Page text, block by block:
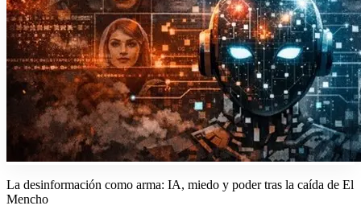
La desinformación como arma: IA, miedo y poder tras la caída de El
Mencho